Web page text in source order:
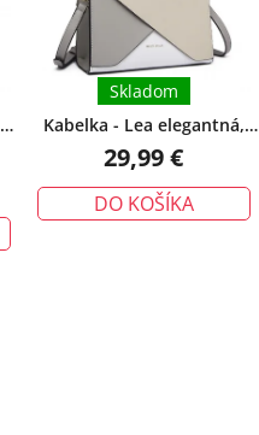
Kabelka - Lea elegantná,
béžová
Skladom
29,99 €
DO KOŠÍKA